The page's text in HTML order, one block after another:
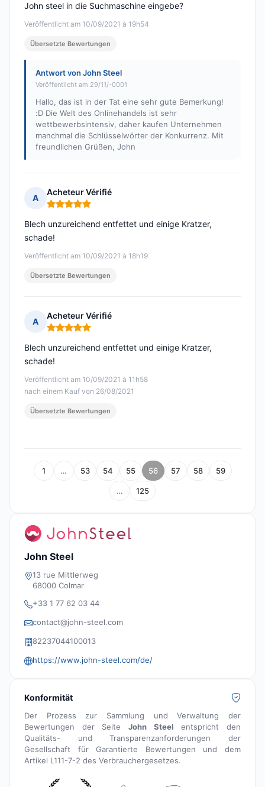
Veröffentlicht am 10/09/2021 à 19h54
John steel in die Suchmaschine eingebe?
Übersetzte Bewertungen
Antwort von John Steel
Veröffentlicht am 29/11/-0001
Hallo, das ist in der Tat eine sehr gute Bemerkung!
:D Die Welt des Onlinehandels ist sehr
wettbewerbsintensiv, daher kaufen Unternehmen
manchmal die Schlüsselwörter der Konkurrenz. Mit
freundlichen Grüßen, John
A
Acheteur Vérifié
Hinweis: 5 von 5
Veröffentlicht am 10/09/2021 à 18h19
Blech unzureichend entfettet und einige Kratzer,
schade!
Übersetzte Bewertungen
A
Acheteur Vérifié
Hinweis: 5 von 5
Veröffentlicht am 10/09/2021 à 11h58
nach einem Kauf von 26/08/2021
Blech unzureichend entfettet und einige Kratzer,
schade!
Übersetzte Bewertungen
1 … 53 54 55 56 57 58 59
… 125
John Steel
13 rue Mittlerweg
68000 Colmar
+33 1 77 62 03 44
contact@john-steel.com
82237044100013
https://www.john-steel.com/de/
Konformität
Der Prozess zur Sammlung und Verwaltung der
Bewertungen der Seite John Steel entspricht den
Qualitäts- und Transparenzanforderungen der
Gesellschaft für Garantierte Bewertungen und dem
Artikel L111-7-2 des Verbrauchergesetzes.